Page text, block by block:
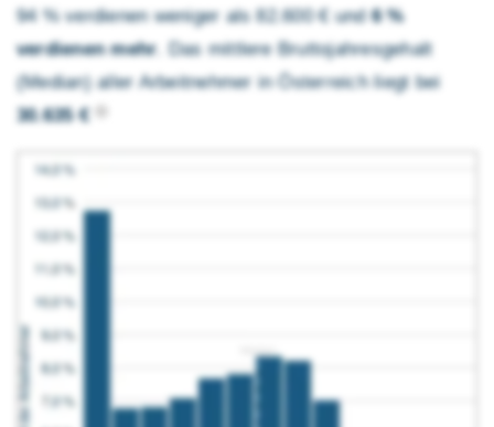
94 % verdienen weniger als 82.600 € und6 %
verdienen mehr . Das mittlere Brutto­jahres­gehalt
(Median) aller Arbeitnehmer in Österreich liegt bei
30.635 €